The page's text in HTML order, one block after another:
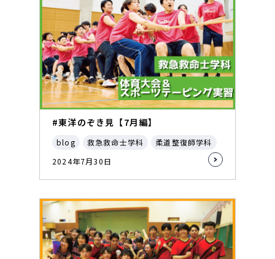
#東洋のぞき見【7月編】
blog 救急救命士学科
柔道整復師学科
2024年7月30日